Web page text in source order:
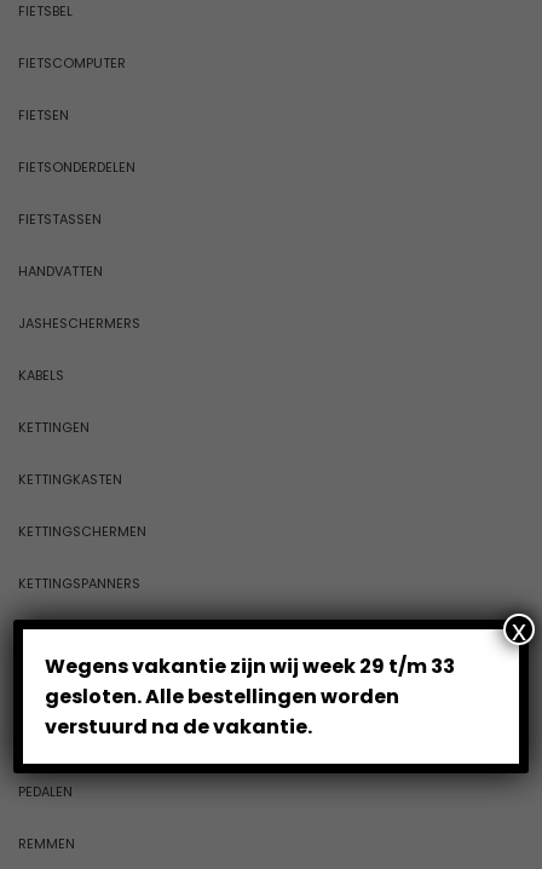
FIETSBEL
FIETSCOMPUTER
FIETSEN
FIETSONDERDELEN
FIETSTASSEN
HANDVATTEN
JASHESCHERMERS
KABELS
KETTINGEN
KETTINGKASTEN
KETTINGSCHERMEN
KETTINGSPANNERS
MOTOR
OPRUIMING
PEDALEN
REMMEN
Wegens vakantie zijn wij week 29 t/m 33
gesloten. Alle bestellingen worden
verstuurd na de vakantie.
x